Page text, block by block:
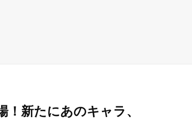
！新たにあのキャラ、